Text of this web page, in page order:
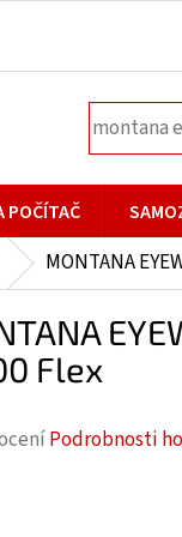
POČÍTAČ
MONTANA
Flex
Podrobnosti